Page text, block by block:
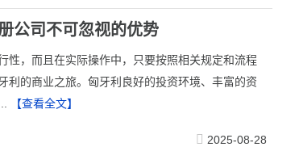
公司不可忽视的优势
性，而且在实际操作中，只要按照相关规定和流程
利的商业之旅。匈牙利良好的投资环境、丰富的资
【查看全文】
2025-08-28